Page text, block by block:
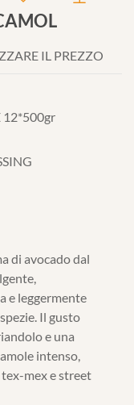
IL PREZZO
12*500gr
di avocado dal
e leggermente
Il gusto
e una
intenso,
mex e street